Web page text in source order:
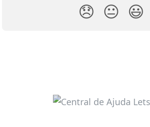
😞 😐 😃